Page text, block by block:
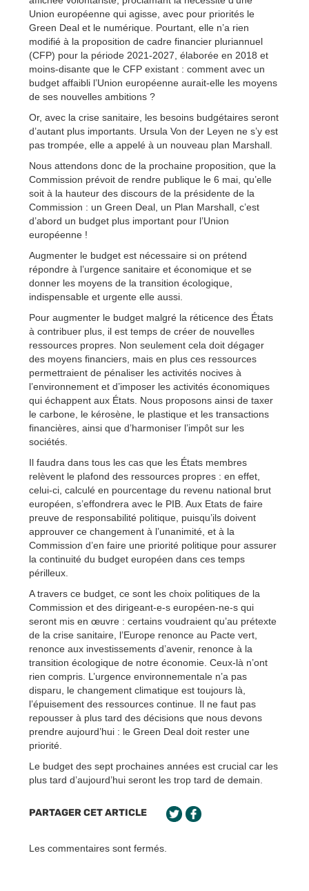
Union européenne qui agisse, avec pour priorités le
Green Deal et le numérique. Pourtant, elle n’a rien
modifié à la proposition de cadre financier pluriannuel
(CFP) pour la période 2021-2027, élaborée en 2018 et
moins-disante que le CFP existant : comment avec un
budget affaibli l’Union européenne aurait-elle les moyens
de ses nouvelles ambitions ?
Or, avec la crise sanitaire, les besoins budgétaires seront
d’autant plus importants. Ursula Von der Leyen ne s’y est
pas trompée, elle a appelé à un nouveau plan Marshall.
Nous attendons donc de la prochaine proposition, que la
Commission prévoit de rendre publique le 6 mai, qu’elle
soit à la hauteur des discours de la présidente de la
Commission : un Green Deal, un Plan Marshall, c’est
d’abord un budget plus important pour l’Union
européenne !
Augmenter le budget est nécessaire si on prétend
répondre à l’urgence sanitaire et économique et se
donner les moyens de la transition écologique,
indispensable et urgente elle aussi.
Pour augmenter le budget malgré la réticence des États
à contribuer plus, il est temps de créer de nouvelles
ressources propres. Non seulement cela doit dégager
des moyens financiers, mais en plus ces ressources
permettraient de pénaliser les activités nocives à
l’environnement et d’imposer les activités économiques
qui échappent aux États. Nous proposons ainsi de taxer
le carbone, le kérosène, le plastique et les transactions
financières, ainsi que d’harmoniser l’impôt sur les
sociétés.
Il faudra dans tous les cas que les États membres
relèvent le plafond des ressources propres : en effet,
celui-ci, calculé en pourcentage du revenu national brut
européen, s’effondrera avec le PIB. Aux Etats de faire
preuve de responsabilité politique, puisqu’ils doivent
approuver ce changement à l’unanimité, et à la
Commission d’en faire une priorité politique pour assurer
la continuité du budget européen dans ces temps
périlleux.
A travers ce budget, ce sont les choix politiques de la
Commission et des dirigeant-e-s européen-ne-s qui
seront mis en œuvre : certains voudraient qu’au prétexte
de la crise sanitaire, l’Europe renonce au Pacte vert,
renonce aux investissements d’avenir, renonce à la
transition écologique de notre économie. Ceux-là n’ont
rien compris. L’urgence environnementale n’a pas
disparu, le changement climatique est toujours là,
l’épuisement des ressources continue. Il ne faut pas
repousser à plus tard des décisions que nous devons
prendre aujourd’hui : le Green Deal doit rester une
priorité.
Le budget des sept prochaines années est crucial car les
plus tard d’aujourd’hui seront les trop tard de demain.
PARTAGER CET ARTICLE
Les commentaires sont fermés.